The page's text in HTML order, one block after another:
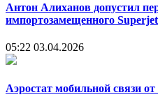
Антон Алиханов допустил
импортозамещенного
05:22 03.04.2026
Аэростат мобильной связи от